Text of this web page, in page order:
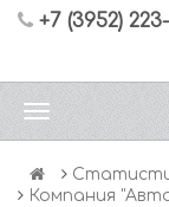
+7 (3952)
Компания